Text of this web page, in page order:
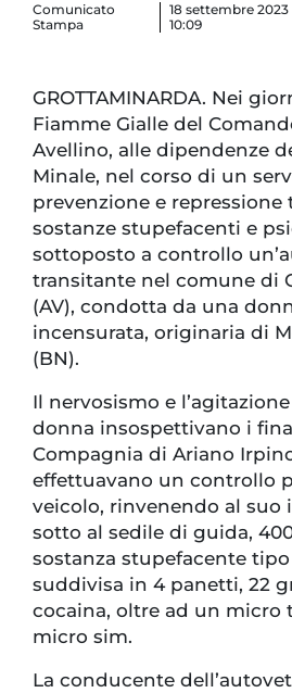
Comunicato
Stampa
18 settembre 2023
10:09
GROTTAMINARDA. Nei
Fiamme Gialle del
Avellino, alle dipendenze
Minale, nel corso di un
prevenzione e
sostanze stupefacenti e
sottoposto a controllo
transitante nel comune di
(AV), condotta da una
incensurata, originaria di
(BN).
Il nervosismo e
donna insospettivano i
Compagnia di Ariano
effettuavano un controllo
veicolo, rinvenendo al suo
sotto al sedile di guida,
sostanza stupefacente
suddivisa in 4 panetti, 22
cocaina, oltre ad un micro
micro sim.
La conducente